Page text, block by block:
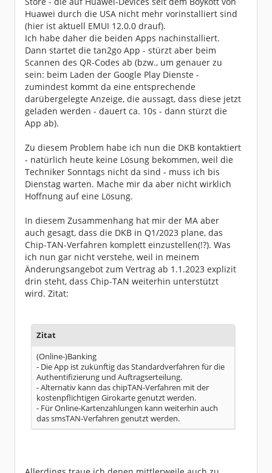
Huawei durch die USA nicht mehr vorinstalliert sind
(hier ist aktuell EMUI 12.0.0 drauf).
Ich habe daher die beiden Apps nachinstalliert.
Dann startet die tan2go App - stürzt aber beim
Scannen des QR-Codes ab (bzw., um genauer zu
sein: beim Laden der Google Play Dienste -
zumindest kommt da eine entsprechende
darübergelegte Anzeige, die aussagt, dass diese jetzt
geladen werden - dauert ca. 10s - dann stürzt die
App ab).
Zu diesem Problem habe ich nun die DKB kontaktiert
- natürlich heute keine Lösung bekommen, weil die
Techniker Sonntags nicht da sind - muss ich bis
Dienstag warten. Mache mir da aber nicht wirklich
Hoffnung auf eine Lösung.
In diesem Zusammenhang hat mir der MA aber
auch gesagt, dass die DKB in Q1/2023 plane, das
Chip-TAN-Verfahren komplett einzustellen(!?). Was
ich nun gar nicht verstehe, weil in meinem
Änderungsangebot zum Vertrag ab 1.1.2023 explizit
drin steht, dass Chip-TAN weiterhin unterstützt
wird. Zitat:
Zitat
(Online-)Banking
- Die App ist zukünftig das Standardverfahren für die
Authentifizierung und Auftragserteilung.
- Alternativ kann das chipTAN-Verfahren mit der
kostenpflichtigen Girokarte genutzt werden.
- Für Online-Kartenzahlungen kann weiterhin auch
das smsTAN-Verfahren genutzt werden.